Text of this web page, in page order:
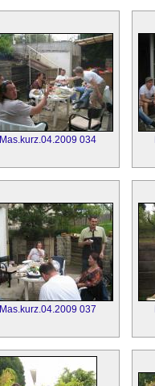
Mas.kurz.04.2009 034
Mas.kurz.04.2009 037